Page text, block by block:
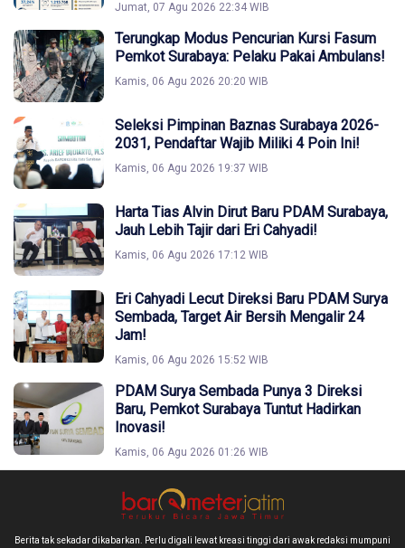
Jumat, 07 Agu 2026 22:34 WIB
Terungkap Modus Pencurian Kursi Fasum
Pemkot Surabaya: Pelaku Pakai Ambulans!
Kamis, 06 Agu 2026 20:20 WIB
Seleksi Pimpinan Baznas Surabaya 2026-
2031, Pendaftar Wajib Miliki 4 Poin Ini!
Kamis, 06 Agu 2026 19:37 WIB
Harta Tias Alvin Dirut Baru PDAM Surabaya,
Jauh Lebih Tajir dari Eri Cahyadi!
Kamis, 06 Agu 2026 17:12 WIB
Eri Cahyadi Lecut Direksi Baru PDAM Surya
Sembada, Target Air Bersih Mengalir 24
Jam!
Kamis, 06 Agu 2026 15:52 WIB
PDAM Surya Sembada Punya 3 Direksi
Baru, Pemkot Surabaya Tuntut Hadirkan
Inovasi!
Kamis, 06 Agu 2026 01:26 WIB
Berita tak sekadar dikabarkan. Perlu digali lewat kreasi tinggi dari awak redaksi mumpuni